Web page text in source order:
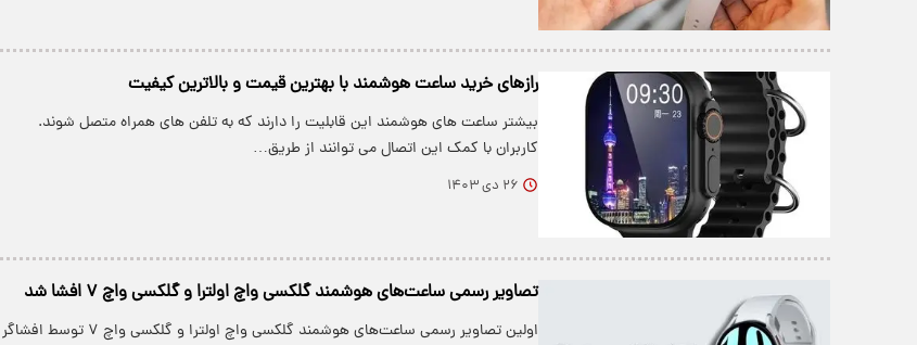
رازهای خرید ساعت هوشمند با بهترین قیمت و بالاترین کیفیت
بیشتر ساعت های هوشمند این قابلیت را دارند که به تلفن های همراه متصل شوند.
کاربران با کمک این اتصال می توانند از طریق…
۲۶ دی ۱۴۰۳
تصاویر رسمی ساعت‌های هوشمند گلکسی واچ اولترا و گلکسی واچ ۷ افشا شد
اولین تصاویر رسمی ساعت‌های هوشمند گلکسی واچ اولترا و گلکسی واچ ۷ توسط افشاگر